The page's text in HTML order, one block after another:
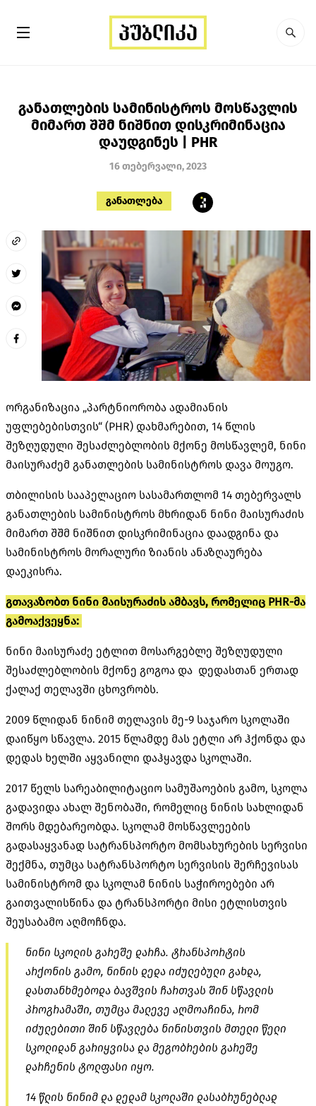
განათლების სამინისტროს მოსწავლის
მიმართ შშმ ნიშნით დისკრიმინაცია
დაუდგინეს | PHR
16 თებერვალი, 2023
განათლება
ორგანიზაცია „პარტნიორობა ადამიანის
უფლებებისთვის“ (PHR) დახმარებით, 14 წლის
შეზღუდული შესაძლებლობის მქონე მოსწავლემ, ნინი
მაისურაძემ განათლების სამინისტროს დავა მოუგო.
თბილისის სააპელაციო სასამართლომ 14 თებერვალს
განათლების სამინისტროს მხრიდან ნინი მაისურაძის
მიმართ შშმ ნიშნით დისკრიმინაცია დაადგინა და
სამინისტროს მორალური ზიანის ანაზღაურება
დაეკისრა.
გთავაზობთ ნინი მაისურაძის ამბავს, რომელიც PHR-მა
გამოაქვეყნა:
ნინი მაისურაძე ეტლით მოსარგებლე შეზღუდული
შესაძლებლობის მქონე გოგოა და დედასთან ერთად
ქალაქ თელავში ცხოვრობს.
2009 წლიდან ნინიმ თელავის მე-9 საჯარო სკოლაში
დაიწყო სწავლა. 2015 წლამდე მას ეტლი არ ჰქონდა და
დედას ხელში აყვანილი დაჰყავდა სკოლაში.
2017 წელს სარეაბილიტაციო სამუშაოების გამო, სკოლა
გადავიდა ახალ შენობაში, რომელიც ნინის სახლიდან
შორს მდებარეობდა. სკოლამ მოსწავლეების
გადასაყვანად სატრანსპორტო მომსახურების სერვისი
შექმნა, თუმცა სატრანსპორტო სერვისის შერჩევისას
სამინისტრომ და სკოლამ ნინის საჭიროებები არ
გაითვალისწინა და ტრანსპორტი მისი ეტლისთვის
შეუსაბამო აღმოჩნდა.
ნინი სკოლის გარეშე დარჩა. ტრანსპორტის
არქონის გამო, ნინის დედა იძულებული გახდა,
დასთანხმებოდა ბავშვის ჩართვას შინ სწავლის
პროგრამაში, თუმცა მალევე აღმოაჩინა, რომ
იძულებითი შინ სწავლება ნინისთვის მთელი წელი
სკოლიდან გარიყვისა და მეგობრების გარეშე
დარჩენის ტოლფასი იყო.
14 წლის ნინიმ და დედამ სკოლაში დასაბრუნებლად